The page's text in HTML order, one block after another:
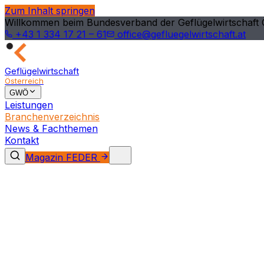
Zum Inhalt springen
Willkommen beim Bundesverband der Geflügelwirtschaft
+43 1 334 17 21 – 61
office@gefluegelwirtschaft.at
Geflügelwirtschaft
Österreich
GWÖ
Leistungen
Branchenverzeichnis
News & Fachthemen
Kontakt
Magazin FEDER